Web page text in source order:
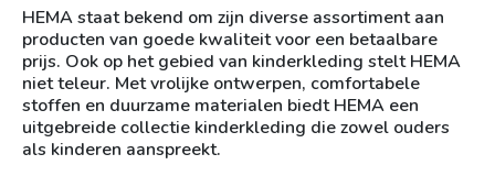
HEMA staat bekend om zijn diverse assortiment aan
producten van goede kwaliteit voor een betaalbare
prijs. Ook op het gebied van kinderkleding stelt HEMA
niet teleur. Met vrolijke ontwerpen, comfortabele
stoffen en duurzame materialen biedt HEMA een
uitgebreide collectie kinderkleding die zowel ouders
als kinderen aanspreekt.